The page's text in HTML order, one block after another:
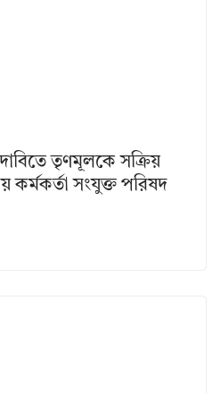
তৃণমূলকে সক্রিয়
কর্মকর্তা সংযুক্ত পরিষদ